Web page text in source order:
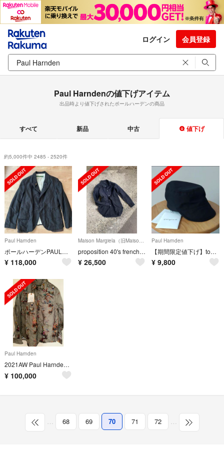
ログイン 会員登録
Paul Harndenの値下げアイテム
出品時より値下げされたポールハーデンの商品
すべて 新品 中古 値下げ
約5,000件中 2485 - 2520件
Paul Harnden
ポールハーデンPAULHARNDENシルクブレザー サイズM
¥ 118,000
Maison Margiela（旧Maison Martin Margiela）
proposition 40's french antique shirt
¥ 26,500
Paul Harnden
【期間限定値下げ】toogood THE CARPENTER CAP 「黒」
¥ 9,800
Paul Harnden
2021AW Paul Harnden ポールハーデン シャツ
¥ 100,000
… 68 69 70 71 72 …